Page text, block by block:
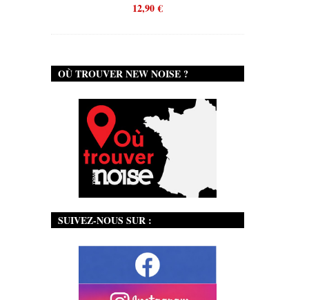
12,90€
OÙ TROUVER NEW NOISE ?
SUIVEZ-NOUS SUR :